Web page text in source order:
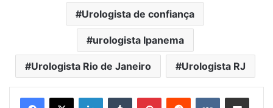
Urologista de confiança
urologista Ipanema
Urologista Rio de Janeiro Urologista RJ
LinkedinTumblr PinterestReddit VK Compartilhar via e-mail